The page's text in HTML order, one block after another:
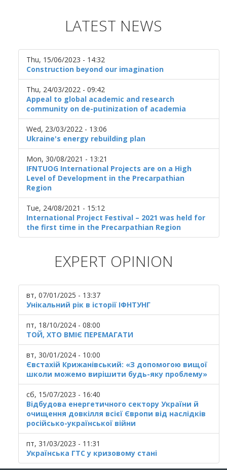
LATEST NEWS
Thu, 15/06/2023 - 14:32
Construction beyond our imagination
Thu, 24/03/2022 - 09:42
Appeal to global academic and research
community on de-putinization of academia
Wed, 23/03/2022 - 13:06
Ukraine's energy rebuilding plan
Mon, 30/08/2021 - 13:21
IFNTUOG International Projects are on a High
Level of Development in the Precarpathian
Region
Tue, 24/08/2021 - 15:12
International Project Festival – 2021 was held for
the first time in the Precarpathian Region
EXPERT OPINION
вт, 07/01/2025 - 13:37
Унікальний рік в історії ІФНТУНГ
пт, 18/10/2024 - 08:00
ТОЙ, ХТО ВМІЄ ПЕРЕМАГАТИ
вт, 30/01/2024 - 10:00
Євстахій Крижанівський: «З допомогою вищої
школи можемо вирішити будь-яку проблему»
сб, 15/07/2023 - 16:40
Відбудова енергетичного сектору України й
очищення довкілля всієї Європи від наслідків
російсько-української війни
пт, 31/03/2023 - 11:31
Українська ГТС у кризовому стані